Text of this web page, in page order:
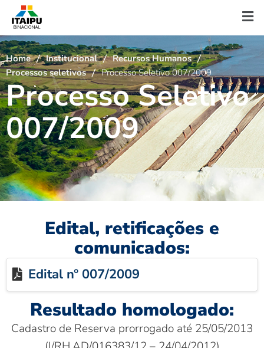
Home Institucional
Recursos Humanos
Processos seletivos
Processo Seletivo 007/2009
Processo Seletivo
007/2009
Edital, retificações e
comunicados:
Edital n° 007/2009
Resultado homologado:
Cadastro de Reserva prorrogado até 25/05/2013